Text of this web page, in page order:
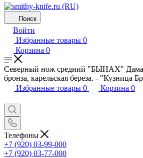
Поиск
Войти
Избранные товары 0
Корзина 0
Северный нож средний "БЫHAХ"
бронза, карельская береза. - "Кузница
Избранные товары 0 Корзина 0
Телефоны
+7 (920) 03-99-000
+7 (920) 03-77-000